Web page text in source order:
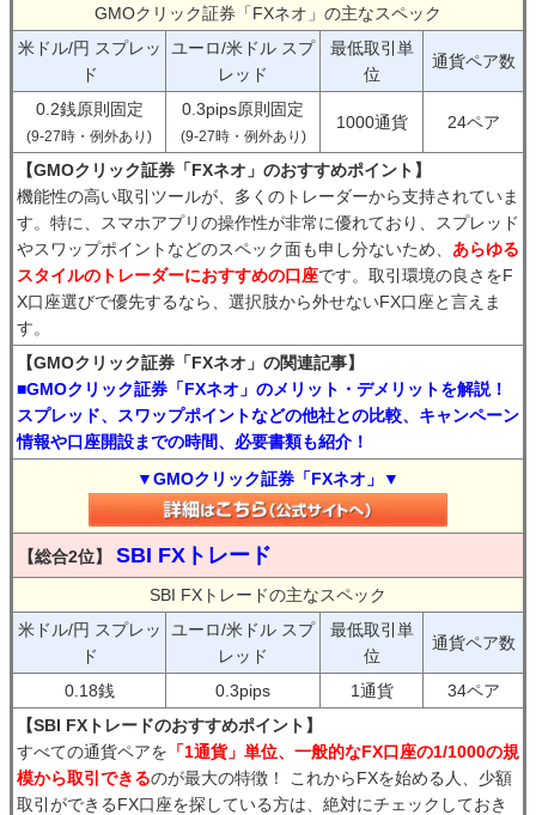
GMOクリック証券「FXネオ」の主なスペック
米ドル/円 スプレッ
ド
ユーロ/米ドル スプ
レッド
最低取引単
位
通貨ペア数
0.2銭原則固定
(9-27時・例外あり)
0.3pips原則固定
(9-27時・例外あり)
1000通貨 24ペア
【GMOクリック証券「FXネオ」のおすすめポイント】
機能性の高い取引ツールが、多くのトレーダーから支持されていま
す。特に、スマホアプリの操作性が非常に優れており、スプレッド
やスワップポイントなどのスペック面も申し分ないため、 あらゆる
スタイルのトレーダーにおすすめの口座です。取引環境の良さをF
X口座選びで優先するなら、選択肢から外せないFX口座と言えま
す。
【GMOクリック証券「FXネオ」の関連記事】
■GMOクリック証券「FXネオ」のメリット・デメリットを解説！
スプレッド、スワップポイントなどの他社との比較、キャンペーン
情報や口座開設までの時間、必要書類も紹介！
▼GMOクリック証券「FXネオ」▼
【総合2位】 SBI FXトレード
SBI FXトレードの主なスペック
米ドル/円 スプレッ
ド
ユーロ/米ドル スプ
レッド
最低取引単
位
通貨ペア数
0.18銭 0.3pips 1通貨
34ペア
【SBI FXトレードのおすすめポイント】
すべての通貨ペアを 「1通貨」単位、一般的なFX口座の1/1000の規
模から取引できるのが最大の特徴！ これからFXを始める人、少額
取引ができるFX口座を探している方は、絶対にチェックしておき